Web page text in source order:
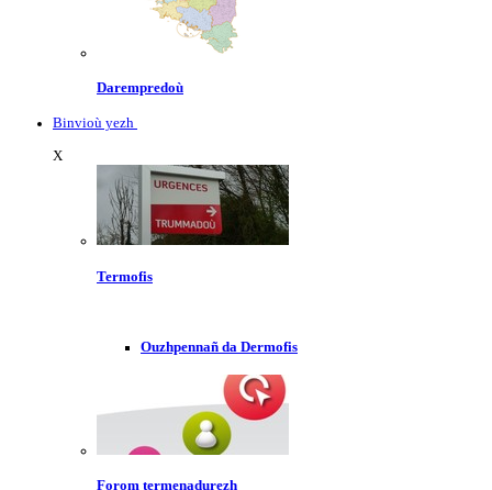
Darempredoù
Binvioù yezh
X
Termofis
Ouzhpennañ da Dermofis
Forom termenadurezh